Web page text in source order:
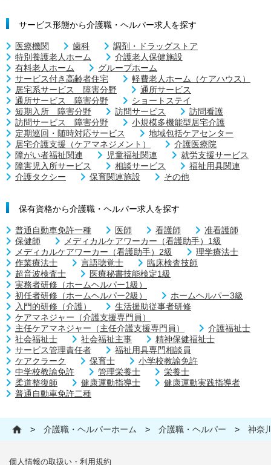
サービス形態から介護職・ヘルパー求人を探す
医療機関 歯科
調剤・ドラッグストア
特別養護老人ホーム
介護老人保健施設
有料老人ホーム
グループホーム
サービス付き高齢者住宅
軽費老人ホーム（ケアハウス）
居宅系サービス 障害分野
通所サービス
通所サービス 障害分野
ショートステイ
短期入所 障害分野
訪問サービス
訪問看護
訪問サービス 障害分野
小規模多機能型居宅介護
定期巡回・随時対応サービス
地域包括ケアセンター
居宅介護支援（ケアマネジメント）
介護医療院
障がい者福祉関連
児童福祉関連
就労支援サービス
障害児入所サービス
相談サービス
福祉用具関連
介護タクシー
保育関連施設 その他
保有資格から介護職・ヘルパー求人を探す
普通自動車免許一種 医師 看護師
准看護師
保健師
メディカルケアワーカー（看護助手）1級
メディカルケアワーカー（看護助手）2級
理学療法士
作業療法士
言語聴覚士
臨床検査技師
超音波検査士
医療秘書技能検定1級
実務者研修（ホームヘルパー1級）
初任者研修（ホームヘルパー2級）
ホームヘルパー3級
入門的研修（介護）
生活援助従事者研修
ケアマネジャー（介護支援専門員）
主任ケアマネジャー（主任介護支援専門員）
介護福祉士
社会福祉士
社会福祉主事
精神保健福祉士
サービス管理責任者
福祉用具専門相談員
ケアクラーク
保育士
小学校教諭免許
中学校教諭免許
管理栄養士
栄養士
柔道整復師
健康運動指導士
健康運動実践指導者
普通自動車免許二種
> 介護職・ヘルパーホーム > 介護職・ヘルパー > 神奈
個人情報の取扱い・利用規約